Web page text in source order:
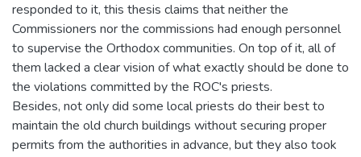
responded to it, this thesis claims that neither the
Commissioners nor the commissions had enough personnel
to supervise the Orthodox communities. On top of it, all of
them lacked a clear vision of what exactly should be done to
the violations committed by the ROC's priests.
Besides, not only did some local priests do their best to
maintain the old church buildings without securing proper
permits from the authorities in advance, but they also took